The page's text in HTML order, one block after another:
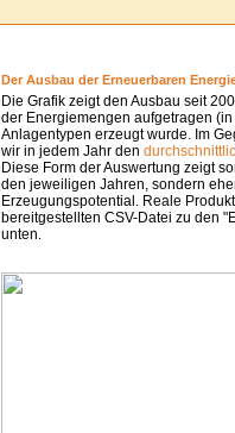
Der Ausbau der Erneuerbaren
Die Grafik zeigt den Ausbau seit
der Energiemengen aufgetragen
Anlagentypen erzeugt wurde. Im
wir in jedem Jahr den
Diese Form der Auswertung zeigt
den jeweiligen Jahren, sondern
Erzeugungspotential. Reale
bereitgestellten CSV-Datei zu den
unten.